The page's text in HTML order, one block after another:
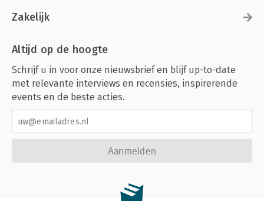
Zakelijk
Altijd op de hoogte
Schrijf u in voor onze nieuwsbrief en blijf up-to-date
met relevante interviews en recensies, inspirerende
events en de beste acties.
Aanmelden